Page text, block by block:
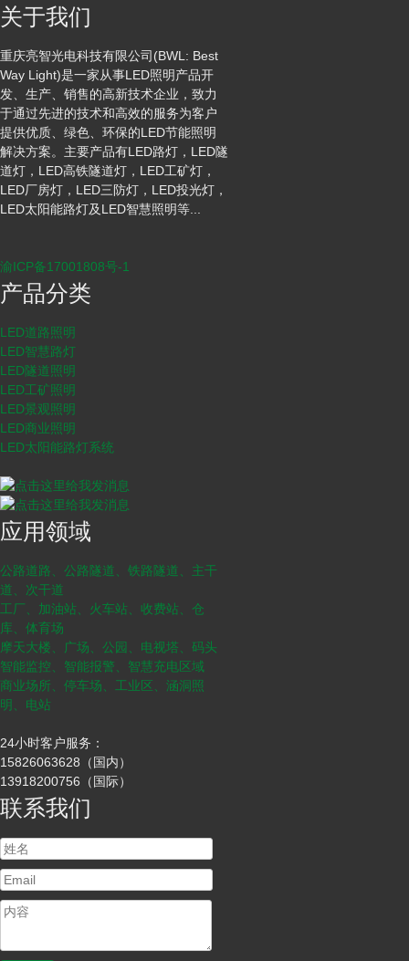
关于我们
重庆亮智光电科技有限公司(BWL: Best
Way Light)是一家从事LED照明产品开
发、生产、销售的高新技术企业，致力
于通过先进的技术和高效的服务为客户
提供优质、绿色、环保的LED节能照明
解决方案。主要产品有LED路灯，LED隧
道灯，LED高铁隧道灯，LED工矿灯，
LED厂房灯，LED三防灯，LED投光灯，
LED太阳能路灯及LED智慧照明等...
渝ICP备17001808号-1
产品分类
LED道路照明
LED智慧路灯
LED隧道照明
LED工矿照明
LED景观照明
LED商业照明
LED太阳能路灯系统
应用领域
公路道路、公路隧道、铁路隧道、主干
道、次干道
工厂、加油站、火车站、收费站、仓
库、体育场
摩天大楼、广场、公园、电视塔、码头
智能监控、智能报警、智慧充电区域
商业场所、停车场、工业区、涵洞照
明、电站
24小时客户服务：
15826063628（国内）
13918200756（国际）
联系我们